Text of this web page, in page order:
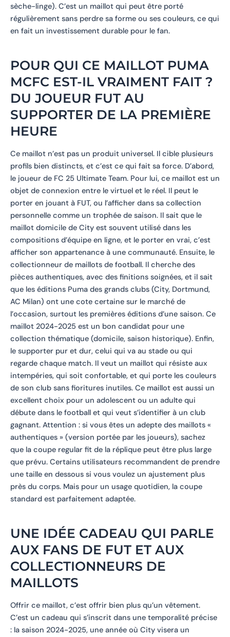
sèche-linge). C’est un maillot qui peut être porté
régulièrement sans perdre sa forme ou ses couleurs, ce qui
en fait un investissement durable pour le fan.
POUR QUI CE MAILLOT PUMA
MCFC EST-IL VRAIMENT FAIT ?
DU JOUEUR FUT AU
SUPPORTER DE LA PREMIÈRE
HEURE
Ce maillot n’est pas un produit universel. Il cible plusieurs
profils bien distincts, et c’est ce qui fait sa force. D’abord,
le joueur de FC 25 Ultimate Team. Pour lui, ce maillot est un
objet de connexion entre le virtuel et le réel. Il peut le
porter en jouant à FUT, ou l’afficher dans sa collection
personnelle comme un trophée de saison. Il sait que le
maillot domicile de City est souvent utilisé dans les
compositions d’équipe en ligne, et le porter en vrai, c’est
afficher son appartenance à une communauté. Ensuite, le
collectionneur de maillots de football. Il cherche des
pièces authentiques, avec des finitions soignées, et il sait
que les éditions Puma des grands clubs (City, Dortmund,
AC Milan) ont une cote certaine sur le marché de
l’occasion, surtout les premières éditions d’une saison. Ce
maillot 2024-2025 est un bon candidat pour une
collection thématique (domicile, saison historique). Enfin,
le supporter pur et dur, celui qui va au stade ou qui
regarde chaque match. Il veut un maillot qui résiste aux
intempéries, qui soit confortable, et qui porte les couleurs
de son club sans fioritures inutiles. Ce maillot est aussi un
excellent choix pour un adolescent ou un adulte qui
débute dans le football et qui veut s’identifier à un club
gagnant. Attention : si vous êtes un adepte des maillots «
authentiques » (version portée par les joueurs), sachez
que la coupe regular fit de la réplique peut être plus large
que prévu. Certains utilisateurs recommandent de prendre
une taille en dessous si vous voulez un ajustement plus
près du corps. Mais pour un usage quotidien, la coupe
standard est parfaitement adaptée.
UNE IDÉE CADEAU QUI PARLE
AUX FANS DE FUT ET AUX
COLLECTIONNEURS DE
MAILLOTS
Offrir ce maillot, c’est offrir bien plus qu’un vêtement.
C’est un cadeau qui s’inscrit dans une temporalité précise
: la saison 2024-2025, une année où City visera un